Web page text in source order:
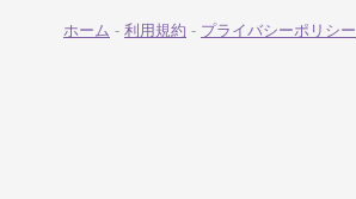
ホーム - 利用規約 - プライバシーポリシー